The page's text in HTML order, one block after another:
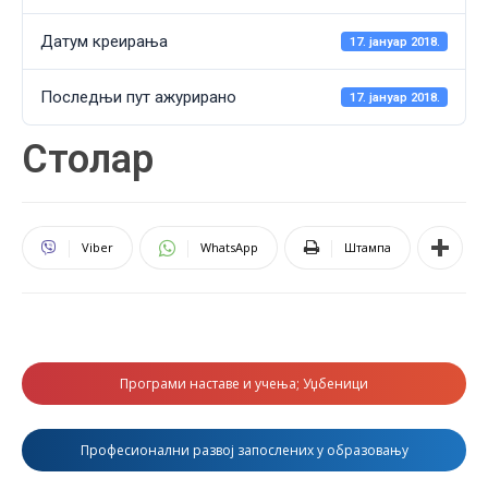
Датум креирања 17. јануар 2018.
Последњи пут ажурирано 17. јануар 2018.
Столар
Viber WhatsApp Штампа
Програми наставе и учења; Уџбеници
Професионални развој запослених у образовању